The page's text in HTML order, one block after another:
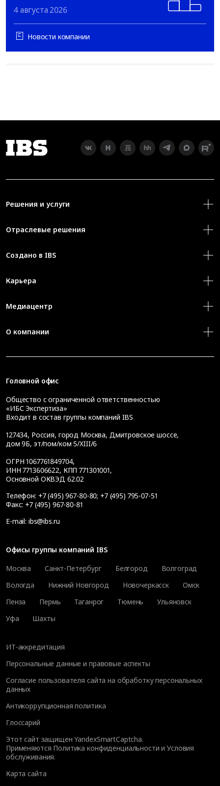
4 августа 2026
Новости компании
Решения и услуги
Отраслевые решения
Создано в IBS
Карьера
Медиацентр
О компании
Головной офис
Общество с ограниченной ответственностью
«ИБС Экспертиза»
Входит в состав группы компаний IBS
127434, Россия, город Москва, Дмитровское шоссе,
дом 9Б, эт/пом/ком 5/XIII/6
ОГРН 1067761849704,
ИНН 7713606622, КПП 771301001,
Основной ОКВЭД 62.02
Телефон: +7 (495) 967-80-80; +7 (495) 795-07-51
Факс: +7 (495) 967-80-81
E-mail: ibs@ibs.ru
Офисы группы компаний IBS
Москва
Санкт-Петербург Белгород
Волгоград
Вологда
Нижний Новгород Новочеркасск
Омск
Пенза
Пермь Таганрог Тюмень
Ульяновск
Уфа
Шахты
ИТ-аккредитация
Персональные данные и правовые аспекты
Согласие пользователя сайта на обработку персональных
данных
Антикоррупционная политика
Глоссарий
Этот сайт защищен YandexSmartCaptcha.
Применяются Политика конфиденциальности иУсловия
обслуживания.
Карта сайта